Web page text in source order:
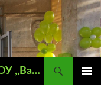
Официален училищен сайт на ОУ ,,Васил Левски" – гр. Кнежа